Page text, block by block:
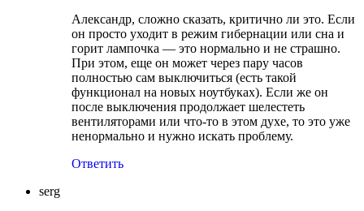
Александр, сложно сказать, критично ли это. Если
он просто уходит в режим гибернации или сна и
горит лампочка — это нормально и не страшно.
При этом, еще он может через пару часов
полностью сам выключиться (есть такой
функционал на новых ноутбуках). Если же он
после выключения продолжает шелестеть
вентиляторами или что-то в этом духе, то это уже
ненормально и нужно искать проблему.
Ответить
serg